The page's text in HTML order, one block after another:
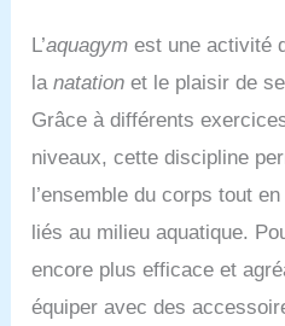
de
plat
L’aquagym est une activité
lanatation et le plaisir de
Grâce à différents
niveaux, cette discipline
l’ensemble du corps tout
liés au milieu aquatique.
encore plus efficace et
équiper avec des